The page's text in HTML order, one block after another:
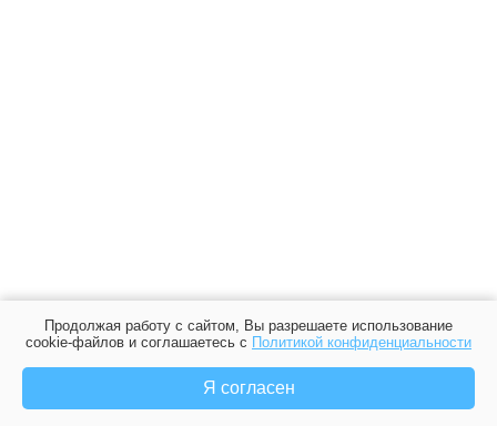
Продолжая работу с сайтом, Вы разрешаете использование
cookie-файлов и соглашаетесь с Политикой конфиденциальности
Я согласен